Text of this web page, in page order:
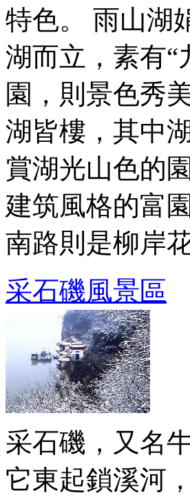
特色。 雨山湖
湖而立，素有“
園，則景色秀
湖皆樓，其中
賞湖光山色的
建筑風格的富
南路則是柳岸
采石磯風景區
采石磯，又名
它東起鎖溪河